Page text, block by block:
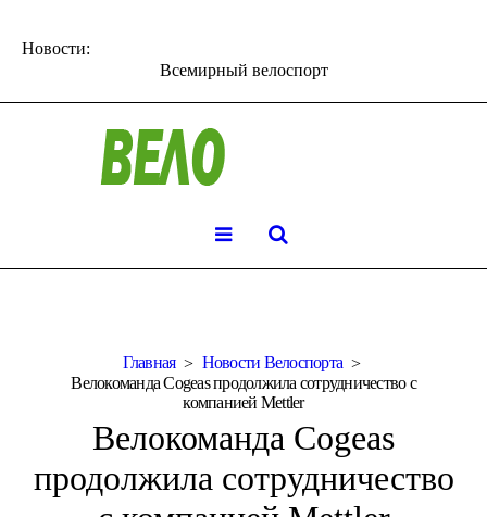
Новости:
Всемирный велоспорт
Главная
Новости Велоспорта
Велокоманда Cogeas продолжила сотрудничество с
компанией Mettler
Велокоманда Cogeas
продолжила сотрудничество